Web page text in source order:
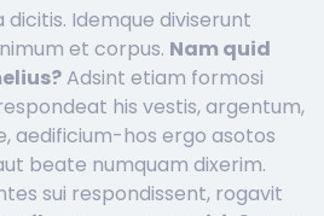
Idemque diviserunt
et corpus. Nam quid
Adsint etiam formosi
his vestis, argentum,
aedificium-hos ergo asotos
beate numquam dixerim.
sui respondissent, rogavit